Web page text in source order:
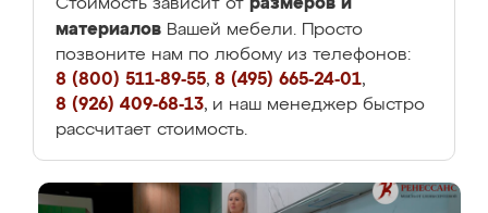
Стоимость зависит от
материалов Вашей мебели. Просто
позвоните нам по любому из телефонов:
8 (800) 511-89-55, 8 (495) 665-24-01,
8 (926) 409-68-13, и наш менеджер быстро
рассчитает стоимость.